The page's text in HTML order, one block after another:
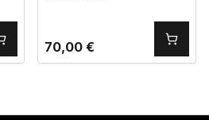
70,00 €